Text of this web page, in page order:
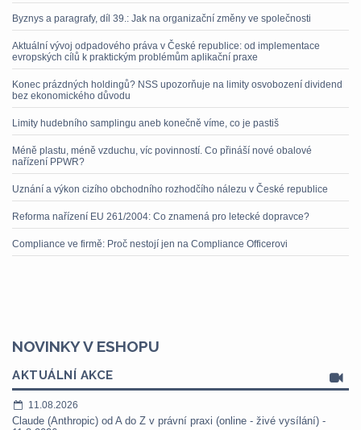
Byznys a paragrafy, díl 39.: Jak na organizační změny ve společnosti
Aktuální vývoj odpadového práva v České republice: od implementace
evropských cílů k praktickým problémům aplikační praxe
Konec prázdných holdingů? NSS upozorňuje na limity osvobození dividend
bez ekonomického důvodu
Limity hudebního samplingu aneb konečně víme, co je pastiš
Méně plastu, méně vzduchu, víc povinností. Co přináší nové obalové
nařízení PPWR?
Uznání a výkon cizího obchodního rozhodčího nálezu v České republice
Reforma nařízení EU 261/2004: Co znamená pro letecké dopravce?
Compliance ve firmě: Proč nestojí jen na Compliance Officerovi
NOVINKY V ESHOPU
AKTUÁLNÍ AKCE
11.08.2026
Claude (Anthropic) od A do Z v právní praxi (online - živé vysílání) -